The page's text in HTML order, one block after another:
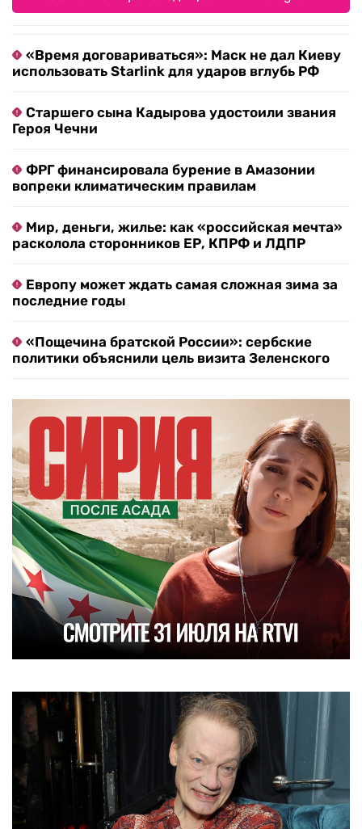
«Время договариваться»: Маск не дал Киеву
использовать Starlink для ударов вглубь РФ
Старшего сына Кадырова удостоили звания
Героя Чечни
ФРГ финансировала бурение в Амазонии
вопреки климатическим правилам
Мир, деньги, жилье: как «российская мечта»
расколола сторонников ЕР, КПРФ и ЛДПР
Европу может ждать самая сложная зима за
последние годы
«Пощечина братской России»: сербские
политики объяснили цель визита Зеленского